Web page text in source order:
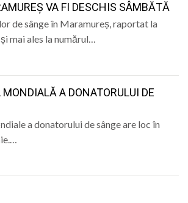
VA FI DESCHIS SÂMBĂTĂ
de sânge în Maramureș, raportat la
mai ales la numărul…
A DONATORULUI DE
a donatorului de sânge are loc în